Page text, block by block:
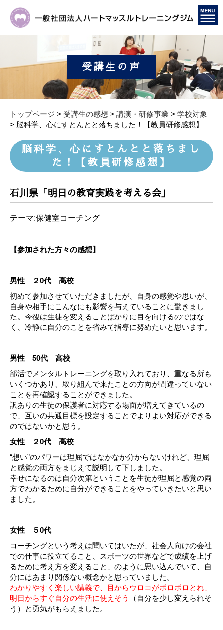
受講生の声
トップページ > 受講生の感想 > 講演・研修事業 > 学校対象
> 脳科学、心にすとんとと落ちました！【教員研修感想】
脳科学、心にすとんとと落ちまし
た！【教員研修感想】
石川県「明日の教育実践を考える会」
テーマ:保健室コーチング
【参加された方々の感想】
男性 ２0代 高校
初めて参加させていただきましたが、自身の感覚や思いが、
自身や相手にこんなにも影響を与えていることに驚きまし
た。今後は生徒を変えることばかりに目を向けるのではな
く、冷静に自分のことを省みて指導に努めたいと思います。
男性 50代 高校
部活でメンタルトレーニングを取り入れており、重なる所も
いくつかあり、取り組んで来たことの方向が間違っていない
ことを再確認することができました。
訳ありの生徒の保護者に対応する場面が増えてきているの
で、互いの共通目標を設定することでよりよい対応ができる
のではないかと思う。
女性 ２0代 高校
“想い”のパワーは理屈ではなかなか分からないけれど、理屈
と感覚の両方をまじえて説明して下しました。
幸せになるのは自分次第ということを生徒が理屈と感覚の両
方でわかるために自分ができることをやっていきたいと思い
ました。
女性 ５0代
コーチングという考えは聞いてはいたが、社会人向けの会社
での仕事に役立てること、スポーツの世界などで成績を上げ
るために考え方を変えること、のように思い込んでいて、自
分にはあまり関係ない概念かと思っていました。
わかりやすく楽しい講義で、目からウロコがポロポロとれ、
明日からすぐ自分の生活に使えそう
（自分を少し変えられそ
う）と勇気がもらえました。